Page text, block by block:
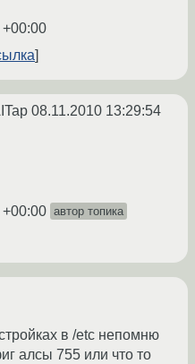
08.11.2010 13:29:54
автор топика
в /etc непомню
алсы 755 или что то